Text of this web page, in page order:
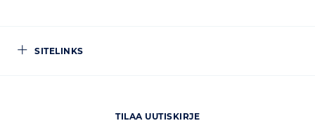
SITELINKS
TILAA UUTISKIRJE